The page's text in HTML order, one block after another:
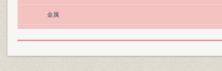
金属
堀口菊蔵、楓英吉の死